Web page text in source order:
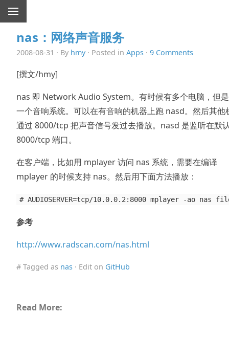
nas：网络声音服务
2008-08-31 · By hmy· Posted in Apps · 9 Comments
[撰文/hmy]
nas 即 Network Audio System。有时候有多个电脑，但
一个音响系统。可以在有音响的机器上跑 nasd。然后其他
通过 8000/tcp 把声音信号发过去播放。nasd 是监听在默
8000/tcp 端口。
在客户端，比如用 mplayer 访问 nas 系统，需要在编译
mplayer 的时候支持 nas。然后用下面方法播放：
# AUDIOSERVER=tcp/10.0.0.2:8000 mplayer -ao nas
参考
http://www.radscan.com/nas.html
# Tagged as nas · Edit on GitHub
Read More: